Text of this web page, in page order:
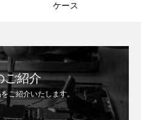
ケース
ご紹介
ご紹介いたします。